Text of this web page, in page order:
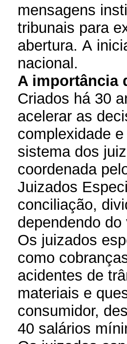
mensagens
tribunais para
abertura. A
nacional.
A importância
Criados há 30
acelerar as
complexidade
sistema dos
coordenada
Juizados
conciliação,
dependendo
Os juizados
como
acidentes de
materiais e
consumidor,
40 salários